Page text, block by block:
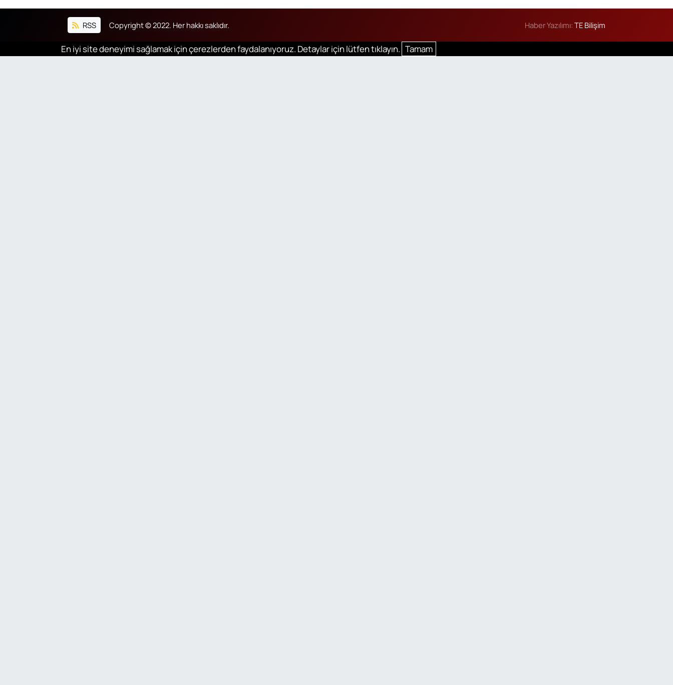
RSS Copyright © 2022. Her hakkı saklıdır. Haber Yazılımı:TE Bilişim
En iyi site deneyimi sağlamak için çerezlerden faydalanıyoruz. Detaylar için lütfen tıklayın. Tamam